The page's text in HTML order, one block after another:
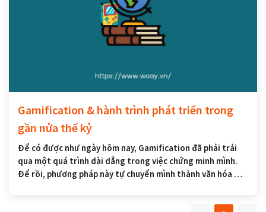
Gamification & hành trình phát triển trong
gần nửa thế kỷ
Để có được như ngày hôm nay, Gamification đã phải trải
qua một quá trình dài dẳng trong việc chứng minh mình.
Để rồi, phương pháp này tự chuyển mình thành văn hóa mà